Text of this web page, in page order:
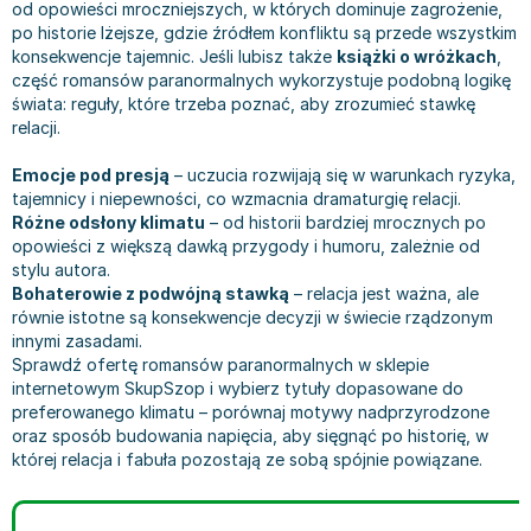
Filologia - książki
Książki filozoficzne
Inne
Kulturoznawstwo, antropologia - książki
Książki o naukach politycznych
Psychologia - książki
Socjologia - książki
Książki: Religie i wyznania
Inne
Książki: Buddyzm
Książki: Chrześcijaństwo
Książki: Islam
Książki: Judaizm
Książki: Rozwój osobisty
Inne
Książki: Kariera i sukces
Książki dla dzieci 9-12 lat
Książki edukacyjne dla dzieci 9-12 lat
Literatura dla dzieci 9-12 lat
Poznawanie świata dla dzieci 9-12 lat - książki
Książki o zainteresowaniach dla dzieci 9-12 lat
Literatura dla młodzieży
Literatura popularno-naukowa
Społeczeństwo i rozwój osobisty - książki
Lektury i pomoce szkolne
Lektury do gimnazjów i szkół średnich
Lektury do szkoły podstawowej
Szkoły wyższe - książki
Bibliotekoznawstwo - książki
Książki o ekonomii i finansach - szkoły wyższe
Książki do filologii - szkoły wyższe
Książki medyczne dla studentów
Stefan Żeromski
Henryk Sienkiewicz
Juliusz Słowacki
Jacek Piekara
Meg Cabot
Maria Konopnicka
Paulo Coelho
Rick Riordan
John Flanagan
Graham Masterton
Astrid Lindgren
Anna Ficner-Ogonowska
Federico Moccia
Harlan Coben
Katarzyna Michalak
Daniel Defoe
od opowieści mroczniejszych, w których dominuje zagrożenie,
po historie lżejsze, gdzie źródłem konfliktu są przede wszystkim
konsekwencje tajemnic. Jeśli lubisz także książki o wróżkach
część romansów paranormalnych wykorzystuje podobną logikę
świata: reguły, które trzeba poznać, aby zrozumieć stawkę
relacji.
Emocje pod presją – uczucia rozwijają się w warunkach ryzyka,
tajemnicy i niepewności, co wzmacnia dramaturgię relacji.
Różne odsłony klimatu – od historii bardziej mrocznych po
opowieści z większą dawką przygody i humoru, zależnie od
stylu autora.
Bohaterowie z podwójną stawką – relacja jest ważna, ale
równie istotne są konsekwencje decyzji w świecie rządzonym
innymi zasadami.
Sprawdź ofertę romansów paranormalnych w sklepie
internetowym SkupSzop i wybierz tytuły dopasowane do
preferowanego klimatu – porównaj motywy nadprzyrodzone
oraz sposób budowania napięcia, aby sięgnąć po historię, w
której relacja i fabuła pozostają ze sobą spójnie powiązane.